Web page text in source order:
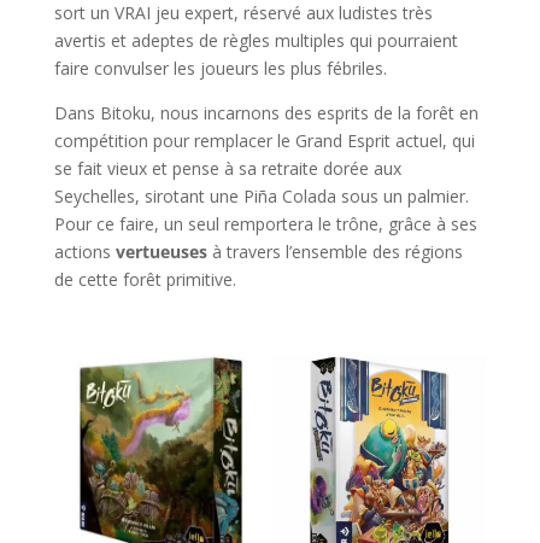
sort un VRAI jeu expert, réservé aux ludistes très
avertis et adeptes de règles multiples qui pourraient
faire convulser les joueurs les plus fébriles.
Dans Bitoku, nous incarnons des esprits de la forêt en
compétition pour remplacer le Grand Esprit actuel, qui
se fait vieux et pense à sa retraite dorée aux
Seychelles, sirotant une Piña Colada sous un palmier.
Pour ce faire, un seul remportera le trône, grâce à ses
actions vertueusesà travers l’ensemble des régions
de cette forêt primitive.